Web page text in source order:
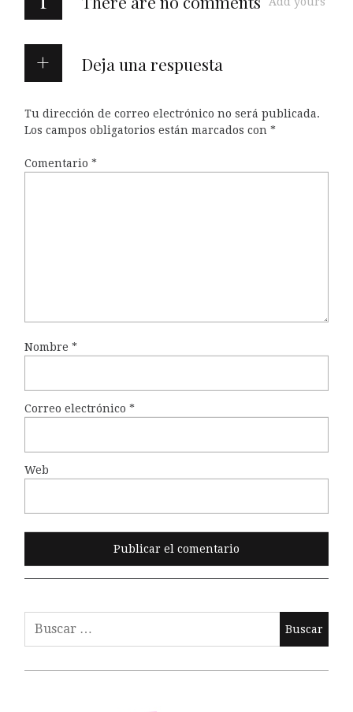
Deja una respuesta
Tu dirección de correo electrónico no será publicada.
Los campos obligatorios están marcados con *
Comentario *
Nombre *
Correo electrónico *
Web